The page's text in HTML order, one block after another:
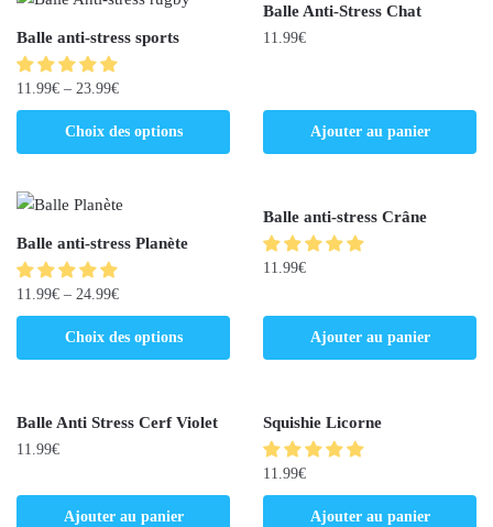
Balle anti-stress sports
11.99€ – 23.99€
Choix des options
Balle Anti-Stress Chat
11.99€
Ajouter au panier
Balle anti-stress Planète
11.99€ – 24.99€
Choix des options
Balle anti-stress Crâne
11.99€
Ajouter au panier
Balle Anti Stress Cerf Violet
11.99€
Ajouter au panier
Squishie Licorne
11.99€
Ajouter au panier